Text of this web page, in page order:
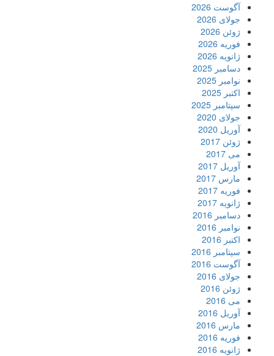
آگوست 2026
جولای 2026
ژوئن 2026
فوریه 2026
ژانویه 2026
دسامبر 2025
نوامبر 2025
اکتبر 2025
سپتامبر 2025
جولای 2020
آوریل 2020
ژوئن 2017
می 2017
آوریل 2017
مارس 2017
فوریه 2017
ژانویه 2017
دسامبر 2016
نوامبر 2016
اکتبر 2016
سپتامبر 2016
آگوست 2016
جولای 2016
ژوئن 2016
می 2016
آوریل 2016
مارس 2016
فوریه 2016
ژانویه 2016